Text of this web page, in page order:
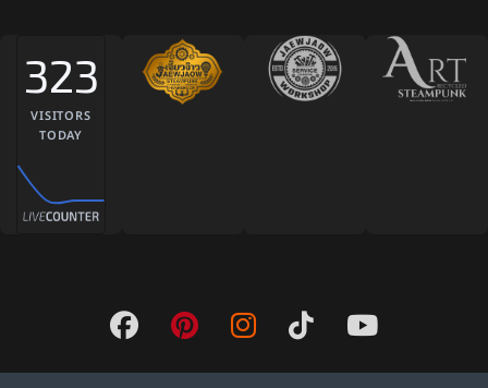
323
VISITORS
TODAY